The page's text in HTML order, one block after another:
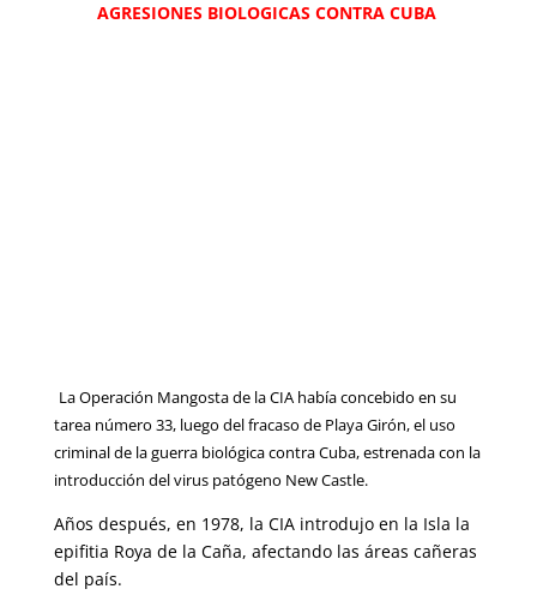
AGRESIONES BIOLOGICAS CONTRA CUBA
La Operación Mangosta de la CIA había concebido en su
tarea número 33, luego del fracaso de Playa Girón, el uso
criminal de la guerra biológica contra Cuba, estrenada con la
introducción del virus patógeno New Castle.
Años después, en 1978, la CIA introdujo en la Isla la
epifitia Roya de la Caña, afectando las áreas cañeras
del país.